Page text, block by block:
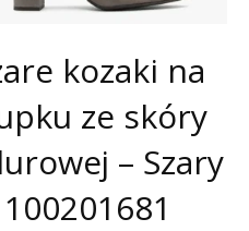
kozaki na
ze skóry
– Szary
100201681